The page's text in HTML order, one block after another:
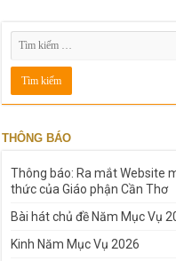
THÔNG BÁO
Thông báo: Ra mắt Website
thức của Giáo phận Cần Thơ
Bài hát chủ đề Năm Mục Vụ
Kinh Năm Mục Vụ 2026